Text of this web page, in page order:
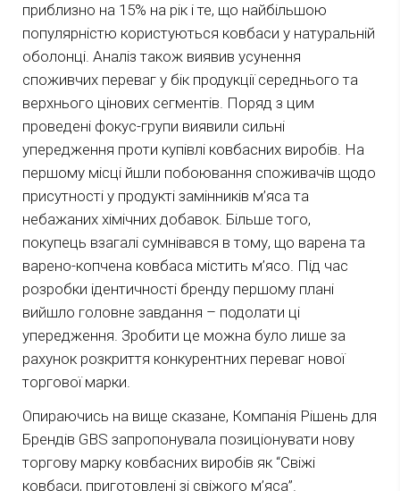
приблизно на 15% на рік і те, що найбільшою
популярністю користуються ковбаси у натуральній
оболонці. Аналіз також виявив усунення
споживчих переваг у бік продукції середнього та
верхнього цінових сегментів. Поряд з цим
проведені фокус-групи виявили сильні
упередження проти купівлі ковбасних виробів. На
першому місці йшли побоювання споживачів щодо
присутності у продукті замінників м’яса та
небажаних хімічних добавок. Більше того,
покупець взагалі сумнівався в тому, що варена та
варено-копчена ковбаса містить м’ясо. Під час
розробки ідентичності бренду першому плані
вийшло головне завдання – подолати ці
упередження. Зробити це можна було лише за
рахунок розкриття конкурентних переваг нової
торгової марки.
Опираючись на вище сказане, Компанія Рішень для
Брендів GBS запропонувала позиціонувати нову
торгову марку ковбасних виробів як “Свіжі
ковбаси, приготовлені зі свіжого м’яса”.